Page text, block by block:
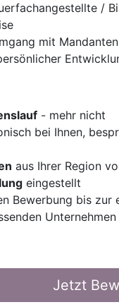
/
mit Mandanten
- mehr nicht
bei Ihnen,
aus Ihrer Region
eingestellt
Bewerbung bis
Jetzt